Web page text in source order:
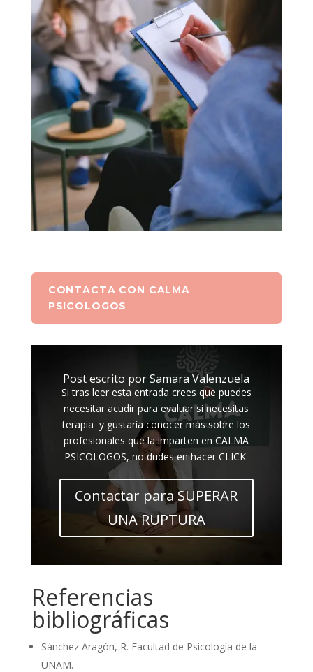
CONTACTA CON CALMA
PSICOLOGOS
Post escrito por Samara Valenzuela
Si tras leer esta entrada crees que puedes
necesitar acudir para evaluar si necesitas
terapia y gustaría conocer más sobre los
profesionales que la imparten en CALMA
PSICOLOGOS, no dudes en hacer CLICK.
Contactar para SUPERAR
UNA RUPTURA
Referencias
bibliográficas
Sánchez Aragón, R. Facultad de Psicología de la
UNAM.